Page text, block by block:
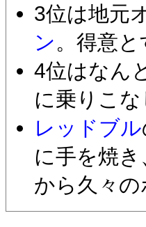
3位は地元
ン。得意と
4位はなん
に乗りこ
レッドブル
に手を焼
から久々